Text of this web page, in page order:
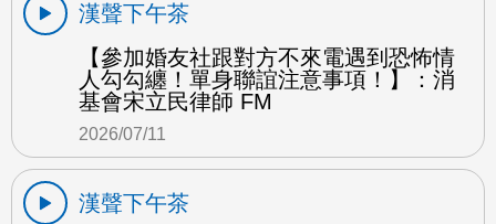
漢聲下午茶
【參加婚友社跟對方不來電遇到恐怖情
人勾勾纏！單身聯誼注意事項！】：消
基會宋立民律師 FM
2026/07/11
漢聲下午茶